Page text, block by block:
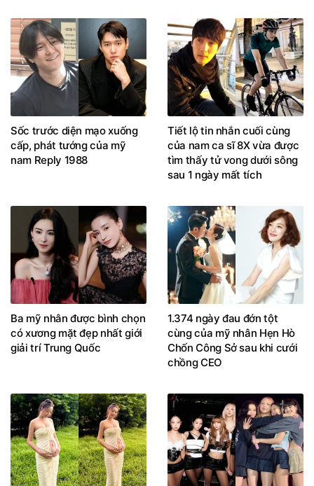
Sốc trước diện mạo xuống
cấp, phát tướng của mỹ
nam Reply 1988
Tiết lộ tin nhắn cuối cùng
của nam ca sĩ 8X vừa được
tìm thấy tử vong dưới sông
sau 1 ngày mất tích
Ba mỹ nhân được bình chọn
có xương mặt đẹp nhất giới
giải trí Trung Quốc
1.374 ngày đau đớn tột
cùng của mỹ nhân Hẹn Hò
Chốn Công Sở sau khi cưới
chồng CEO